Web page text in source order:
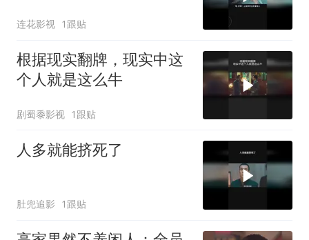
连花影视 1跟贴
根据现实翻牌，现实中这
个人就是这么牛
剧蜀黍影视 1跟贴
人多就能挤死了
肚兜追影 1跟贴